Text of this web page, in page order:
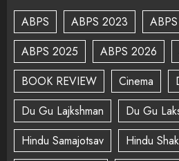
ABPS ABPS 2023
ABPS 2025
ABPS 2026
BOOK REVIEW
Cinema
Du Gu Lajkshman
Du Gu
Hindu Samajotsav
Hindu